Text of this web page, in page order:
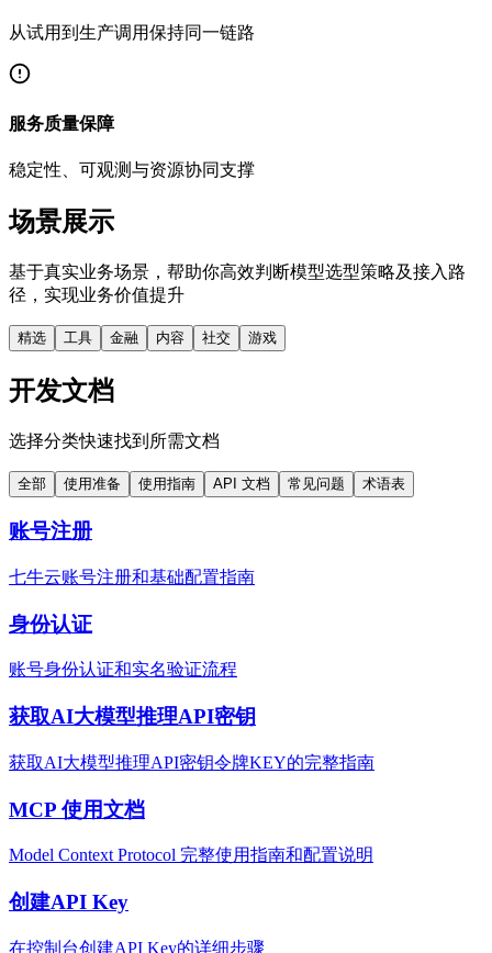
从试用到生产调用保持同一链路
服务质量保障
稳定性、可观测与资源协同支撑
场景展示
基于真实业务场景，帮助你高效判断模型选型策略及接入路
径，实现业务价值提升
精选 工具 金融 内容 社交 游戏
开发文档
选择分类快速找到所需文档
全部 使用准备 使用指南 API 文档 常见问题 术语表
账号注册
七牛云账号注册和基础配置指南
身份认证
账号身份认证和实名验证流程
获取AI大模型推理API密钥
获取AI大模型推理API密钥令牌KEY的完整指南
MCP 使用文档
Model Context Protocol 完整使用指南和配置说明
创建API Key
在控制台创建API Key的详细步骤